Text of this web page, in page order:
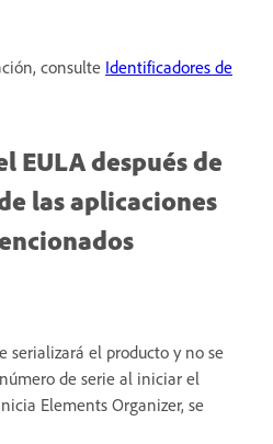
consulte Identificadores de
EULA después de
las aplicaciones
serializará el producto y no se
de serie al iniciar el
Elements Organizer, se